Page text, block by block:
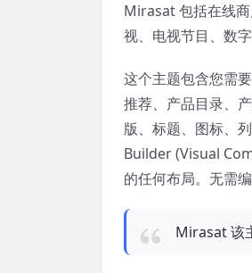
Mirasat 包括在线
视、电视节目、数
这个主题包含您需
推荐、产品目录、
版、标题、图标、
Builder (Visual
的任何布局。无需
Mirasat 该